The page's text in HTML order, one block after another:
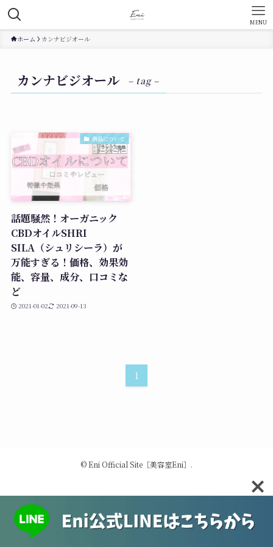
MENU
ホーム カンナビジオール
カンナビジオール – tag –
商品について
話題騒然！オーガニック
CBDオイルSHRI
SILA（シュリシーラ）が
万能すぎる！価格、効果効
能、容量、成分、口コミな
ど
2021-01-02 2021-09-13
1
©Eni Official Site［美容室Eni］.